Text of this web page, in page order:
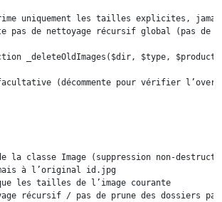
uniquement les tailles explicites,
pas de nettoyage récursif global (pas de
_deleteOldImages($dir, $type, $product
(décommente pour vérifier
true;
du /img/tmp uniquement
false);
la classe Image (suppression non-
à l’original id.jpg
les tailles de l’image courante
récursif / pas de prune des dossiers